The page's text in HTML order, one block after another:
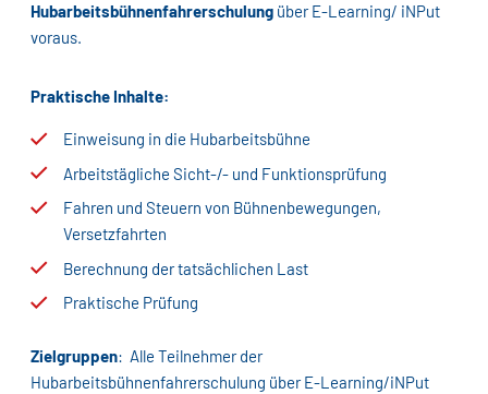
Hubarbeitsbühnenfahrerschulungüber E-Learning/ iNPut
voraus.
Praktische Inhalte:
Einweisung in die Hubarbeitsbühne
Arbeitstägliche Sicht-/- und Funktionsprüfung
Fahren und Steuern von Bühnenbewegungen,
Versetzfahrten
Berechnung der tatsächlichen Last
Praktische Prüfung
Zielgruppen: Alle Teilnehmer der
Hubarbeitsbühnenfahrerschulung über E-Learning/iNPut